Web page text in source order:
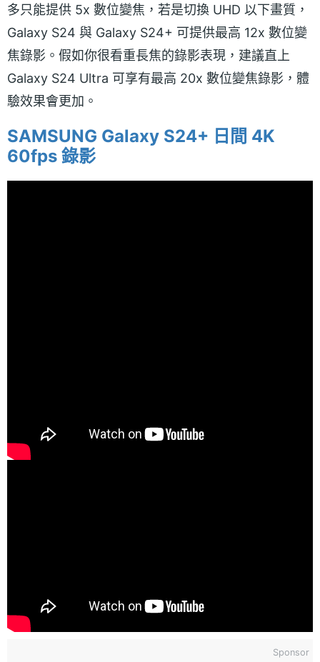
多只能提供 5x 數位變焦，若是切換 UHD 以下畫質，
Galaxy S24 與 Galaxy S24+ 可提供最高 12x 數位變
焦錄影。假如你很看重長焦的錄影表現，建議直上
Galaxy S24 Ultra 可享有最高 20x 數位變焦錄影，體
驗效果會更加。
SAMSUNG Galaxy S24+ 日間 4K
60fps 錄影
60fps 錄影
Sponsor